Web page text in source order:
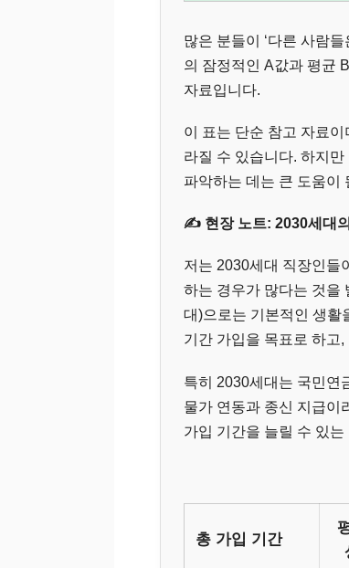
많은 분들이 ‘다른 사람
의 잠정적인 A값과 평균
자료입니다.
이 표는 단순 참고 자료
라질 수 있습니다. 하지
파악하는 데는 큰 도움이
✍️ 현장 노트: 2030세대의
저는 2030세대 직장인들
하는 경우가 많다는 것을
대)으로는 기본적인 생활
기간 가입을 목표로 하고
특히 2030세대는 국민연
물가 연동과 종신 지급이
가입 기간을 늘릴 수 있
총 가입 기간